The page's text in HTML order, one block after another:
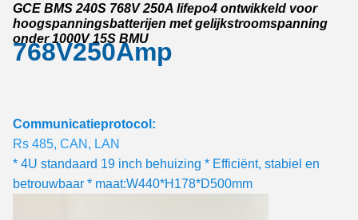
GCE BMS 240S 768V 250A lifepo4 ontwikkeld voor
hoogspanningsbatterijen met gelijkstroomspanning
onder 1000V 15S BMU
768V250Amp
Communicatieprotocol:
Rs 485, CAN, LAN
* 4U standaard 19 inch behuizing * Efficiënt, stabiel en
betrouwbaar * maat:W440*H178*D500mm